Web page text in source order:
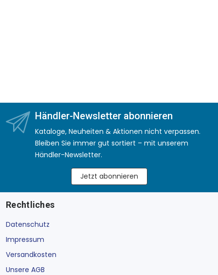
Händler-Newsletter abonnieren
Kataloge, Neuheiten & Aktionen nicht verpassen.
Bleiben Sie immer gut sortiert – mit unserem
Händler-Newsletter.
Jetzt abonnieren
Rechtliches
Datenschutz
Impressum
Versandkosten
Unsere AGB